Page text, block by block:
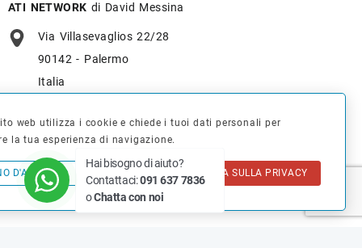
ATI NETWORK di David Messina
Via Villasevaglios 22/28
90142 - Palermo
Italia
info@tonerverde.it
WhatsApp: +39 375 723 3386
web utilizza i cookie e chiede i tuoi dati personali per
la tua esperienza di navigazione.
D'ACCORDO INFORMATIVA SULLA PRIVACY
Hai bisogno di aiuto?
Contattaci:091 637 7836
oChatta con noi